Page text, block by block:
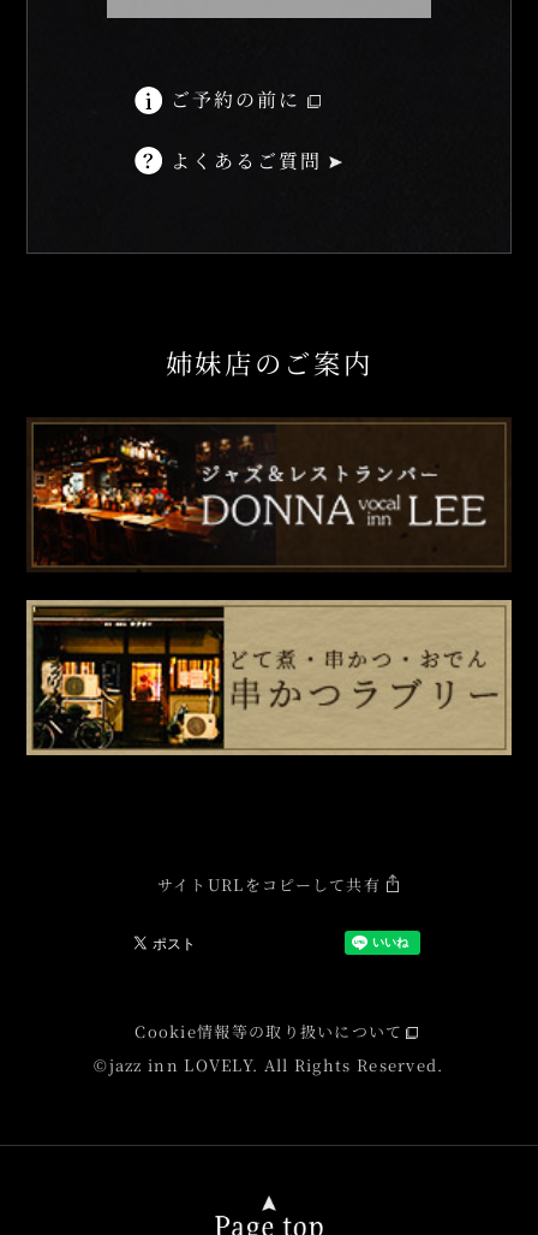
ご予約の前に
よくあるご質問
姉妹店のご案内
サイトURLをコピーして共有
Cookie情報等の取り扱いについて
©jazz inn LOVELY. All Rights Reserved.